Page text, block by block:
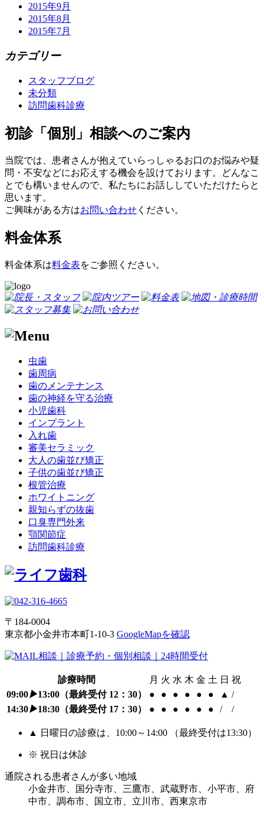
2015年9月
2015年8月
2015年7月
カテゴリー
スタッフブログ
未分類
訪問歯科診療
初診「個別」相談へのご案内
当院では、患者さんが抱えていらっしゃるお口のお悩みや疑
問・不安などにお応えする機会を設けております。どんなこ
とでも構いませんので、私たちにお話ししていただけたらと
思います。
ご興味がある方はお問い合わせ ください。
料金体系
料金体系は料金表をご参照ください。
虫歯
歯周病
歯のメンテナンス
歯の神経を守る治療
小児歯科
インプラント
入れ歯
審美セラミック
大人の歯並び矯正
子供の歯並び矯正
根管治療
ホワイトニング
親知らずの抜歯
口臭専門外来
顎関節症
訪問歯科診療
〒184-0004
東京都小金井市本町1-10-3 GoogleMapを確認
診療時間 月 火 水 木 金 土 日 祝
09:00▶13:00 （最終受付 12：30） ● ● ● ● ● ● ▲ /
14:30▶18:30 （最終受付 17：30） ● ● ● ● ● ● / /
▲ 日曜日の診療は、10:00～14:00 （最終受付は13:30）
※ 祝日は休診
通院される患者さんが多い地域
小金井市、国分寺市、三鷹市、武蔵野市、小平市、府
中市、調布市、国立市、立川市、西東京市